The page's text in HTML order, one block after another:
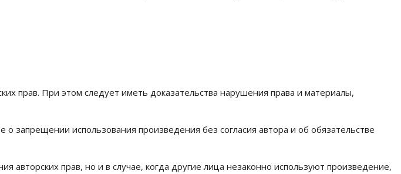
прав. При этом следует иметь доказательства нарушения права и материалы,
запрещении использования произведения без согласия автора и об обязательстве
авторских прав, но и в случае, когда другие лица незаконно используют произведение,